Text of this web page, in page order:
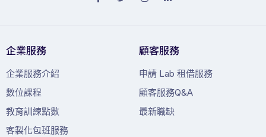
企業服務
企業服務介紹
數位課程
教育訓練點數
客製化包班服務
顧客服務
申請 Lab 租借服務
顧客服務Q&A
最新職缺